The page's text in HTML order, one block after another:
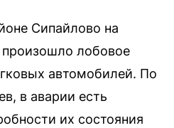
Сипайлово на
лобовое
автомобилей. По
в аварии есть
их состояния